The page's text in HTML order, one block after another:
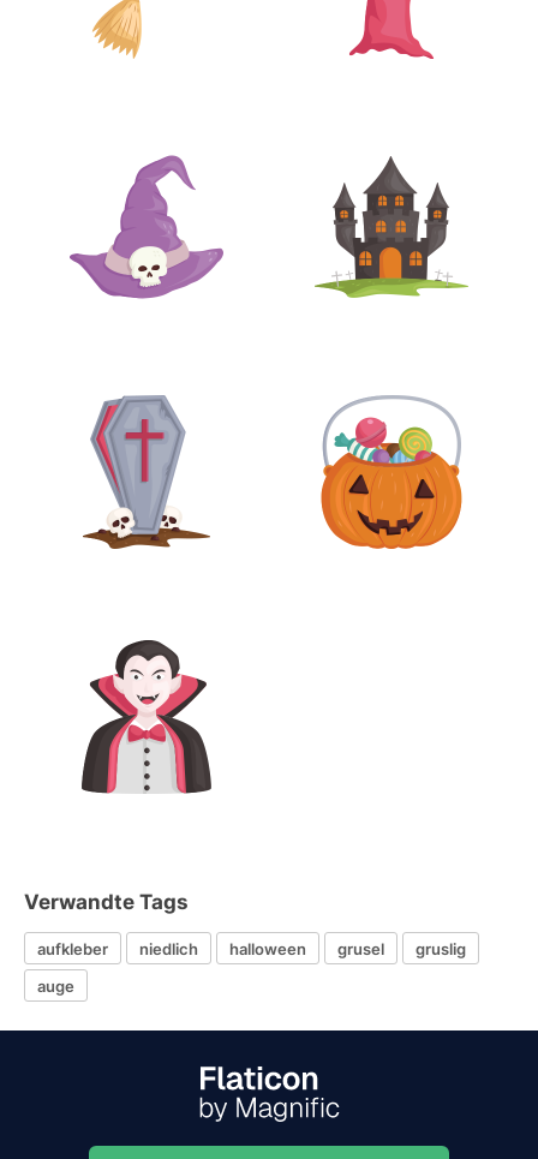
Verwandte Tags
aufkleber niedlich halloween grusel
gruslig
auge